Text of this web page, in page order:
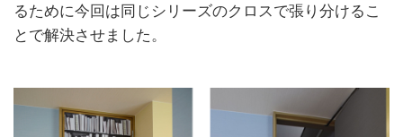
るために今回は同じシリーズのクロスで張り分けるこ
とで解決させました。